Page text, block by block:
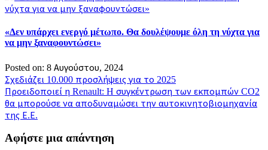
«Δεν υπάρχει ενεργό μέτωπο. Θα δουλέψουμε όλη τη νύχτα για
να μην ξαναφουντώσει»
Posted on: 8 Αυγούστου, 2024
Πλοήγηση
άρθρων
Σχεδιάζει 10.000 προσλήψεις για το 2025
Προειδοποιεί η Renault: H συγκέντρωση των εκπομπών CO2
θα μπορούσε να αποδυναμώσει την αυτοκινητοβιομηχανία
της Ε.Ε.
Αφήστε μια απάντηση